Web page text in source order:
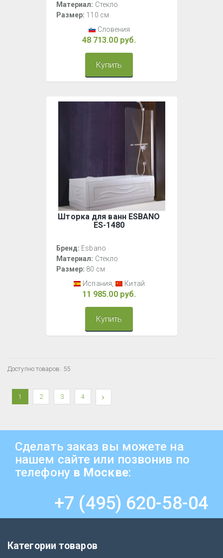
Материал: Стекло
Размер: 110 см
Словения
48 713.00 руб.
Купить
Шторка для ванн ESBANO
ES-1480
Бренд: Esbano
Материал: Стекло
Размер: 80 см
Испания,
Китай
11 985.00 руб.
Купить
Доступно товаров: 55
1 2 3 4
Сделать заказ вы можете на
нашем сайте или позвонив по
телефону в Москве:
+7 (495) 620-58-04
Категории товаров